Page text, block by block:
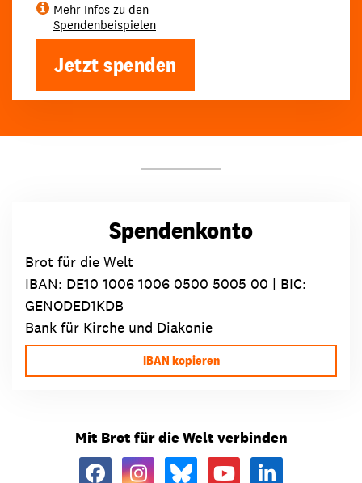
Mehr Infos zu den
Spendenbeispielen
Jetzt spenden
Spendenkonto
Brot für die Welt
IBAN: DE10 1006 1006 0500 5005 00 | BIC:
GENODED1KDB
Bank für Kirche und Diakonie
IBAN kopieren
Mit Brot für die Welt verbinden